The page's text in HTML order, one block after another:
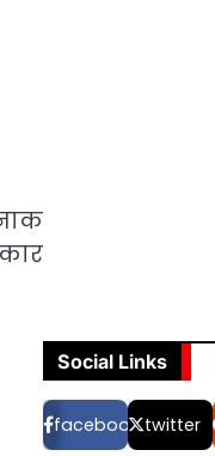
Social Links
facebook twitter